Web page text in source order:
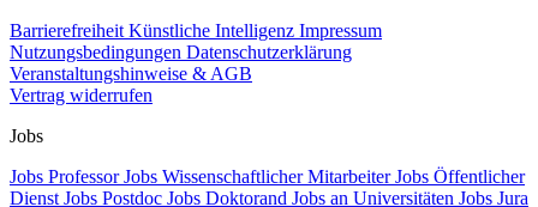
Barrierefreiheit Künstliche Intelligenz Impressum
Nutzungsbedingungen Datenschutzerklärung
Veranstaltungshinweise & AGB
Vertrag widerrufen
Jobs
Jobs ProfessorJobs Wissenschaftlicher MitarbeiterJobs Öffentlicher
Dienst Jobs Postdoc Jobs Doktorand Jobs an Universitäten Jobs Jura